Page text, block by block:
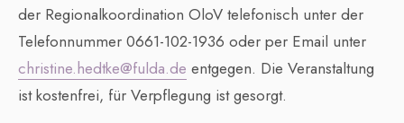
der Regionalkoordination OloV telefonisch unter der
Telefonnummer 0661-102-1936 oder per Email unter
christine.hedtke@fulda.de entgegen. Die Veranstaltung
ist kostenfrei, für Verpflegung ist gesorgt.